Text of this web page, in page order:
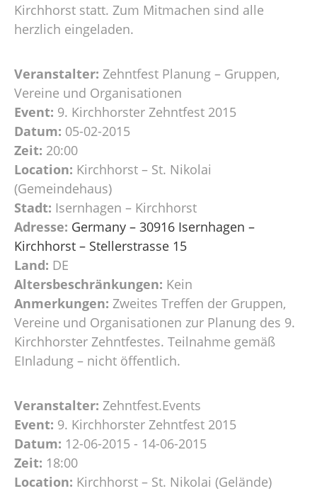
Kirchhorst statt. Zum Mitmachen sind alle
herzlich eingeladen.
Veranstalter: Zehntfest Planung – Gruppen,
Vereine und Organisationen
Event: 9. Kirchhorster Zehntfest 2015
Datum: 05-02-2015
Zeit: 20:00
Location: Kirchhorst – St. Nikolai
(Gemeindehaus)
Stadt: Isernhagen – Kirchhorst
Adresse: Germany – 30916 Isernhagen –
Kirchhorst – Stellerstrasse 15
Land: DE
Altersbeschränkungen: Kein
Anmerkungen: Zweites Treffen der Gruppen,
Vereine und Organisationen zur Planung des 9.
Kirchhorster Zehntfestes. Teilnahme gemäß
EInladung – nicht öffentlich.
Veranstalter: Zehntfest.Events
Event: 9. Kirchhorster Zehntfest 2015
Datum: 12-06-2015 - 14-06-2015
Zeit: 18:00
Location: Kirchhorst – St. Nikolai (Gelände)